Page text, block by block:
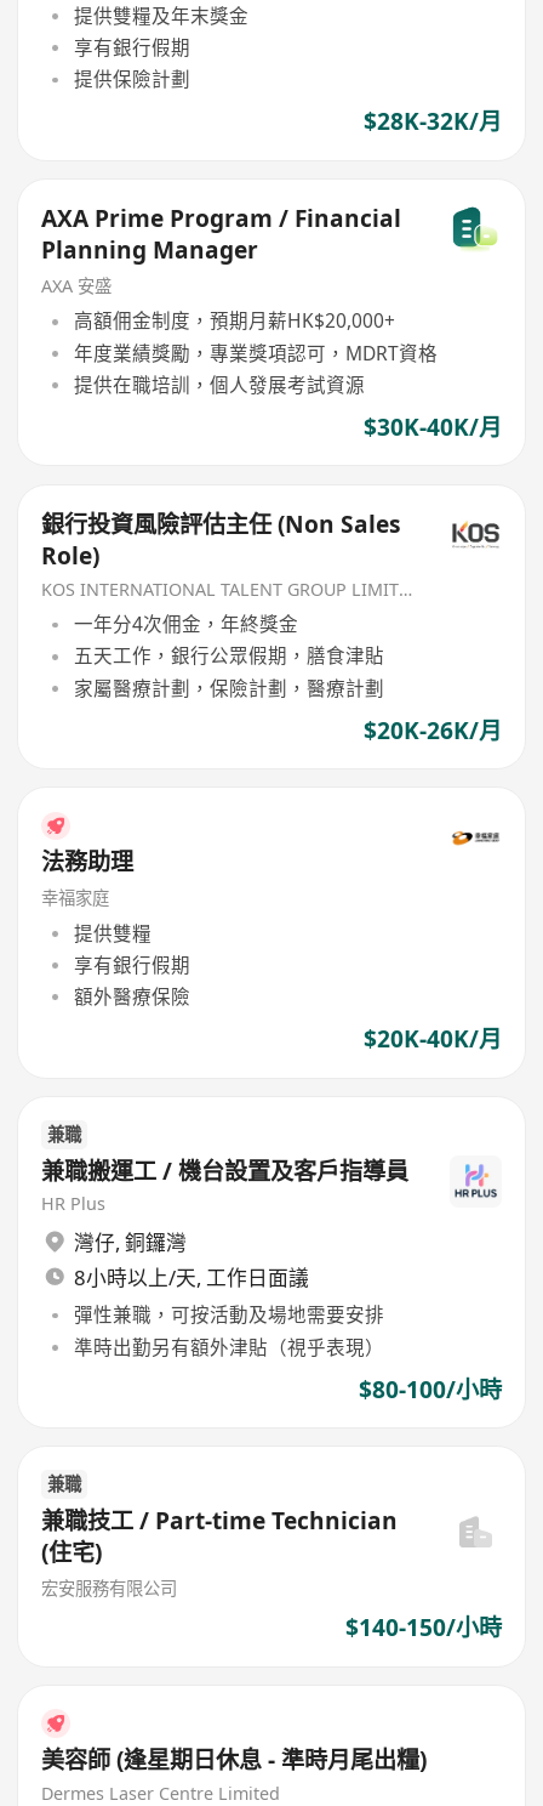
提供雙糧及年末獎金
享有銀行假期
提供保險計劃
$28K-32K/月
AXA Prime Program / Financial
Planning Manager
AXA 安盛
高額佣金制度，預期月薪HK$20,000+
年度業績獎勵，專業獎項認可，MDRT資格
提供在職培訓，個人發展考試資源
$30K-40K/月
銀行投資風險評估主任 (Non Sales
Role)
KOS INTERNATIONAL TALENT GROUP LIMITED
一年分4次佣金，年終獎金
五天工作，銀行公眾假期，膳食津貼
家屬醫療計劃，保險計劃，醫療計劃
$20K-26K/月
法務助理
幸福家庭
提供雙糧
享有銀行假期
額外醫療保險
$20K-40K/月
兼職
兼職搬運工 / 機台設置及客戶指導員
HR Plus
灣仔, 銅鑼灣
8小時以上/天, 工作日面議
彈性兼職，可按活動及場地需要安排
準時出勤另有額外津貼（視乎表現）
$80-100/小時
兼職
兼職技工 / Part-time Technician
(住宅)
宏安服務有限公司
$140-150/小時
美容師 (逢星期日休息 - 準時月尾出糧)
Dermes Laser Centre Limited